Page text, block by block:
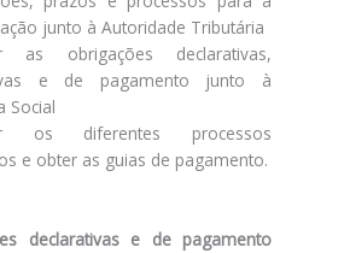
junto à Autoridade Tributária
as obrigações declarativas,
e de pagamento junto à
Social
os diferentes processos
e obter as guias de pagamento.
declarativas e de pagamento